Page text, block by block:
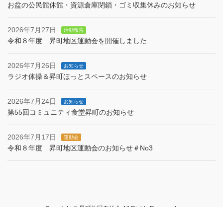
お盆の公民館休館・資源倉庫閉鎖・ゴミ収集休みのお知らせ
2026年7月27日 活動報告
令和８年度 昇町地区運動会を開催しました
2026年7月26日 お知らせ
ラジオ体操＆昇町ほっとスペースのお知らせ
2026年7月24日 お知らせ
第55回コミュニティ食堂昇町のお知らせ
2026年7月17日 運動会
令和８年度 昇町地区運動会のお知らせ＃No3